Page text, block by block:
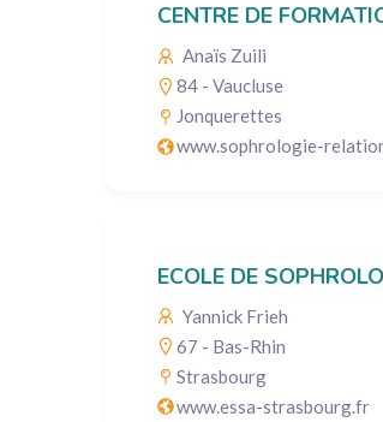
CENTRE DE
Anaïs Zuili
84 - Vaucluse
Jonquerettes
www.sophrologie-
ECOLE DE
Yannick Frieh
67 - Bas-Rhin
Strasbourg
www.essa-strasbourg.fr